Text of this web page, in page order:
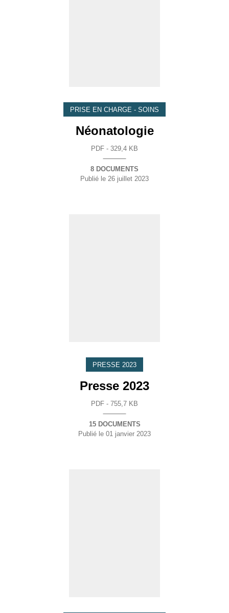
PRISE EN CHARGE - SOINS
Néonatologie
PDF - 329,4 KB
8 DOCUMENTS
Publié le 26 juillet 2023
PRESSE 2023
Presse 2023
PDF - 755,7 KB
15 DOCUMENTS
Publié le 01 janvier 2023